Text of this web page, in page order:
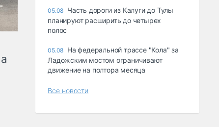
05.08 Часть дороги из Калуги до Тулы
планируют расширить до четырех
полос
05.08 На федеральной трассе "Кола" за
Ладожским мостом ограничивают
движение на полтора месяца
Все новости